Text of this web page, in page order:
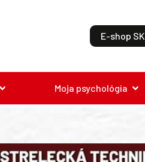
E-shop SK
Moja psychológia